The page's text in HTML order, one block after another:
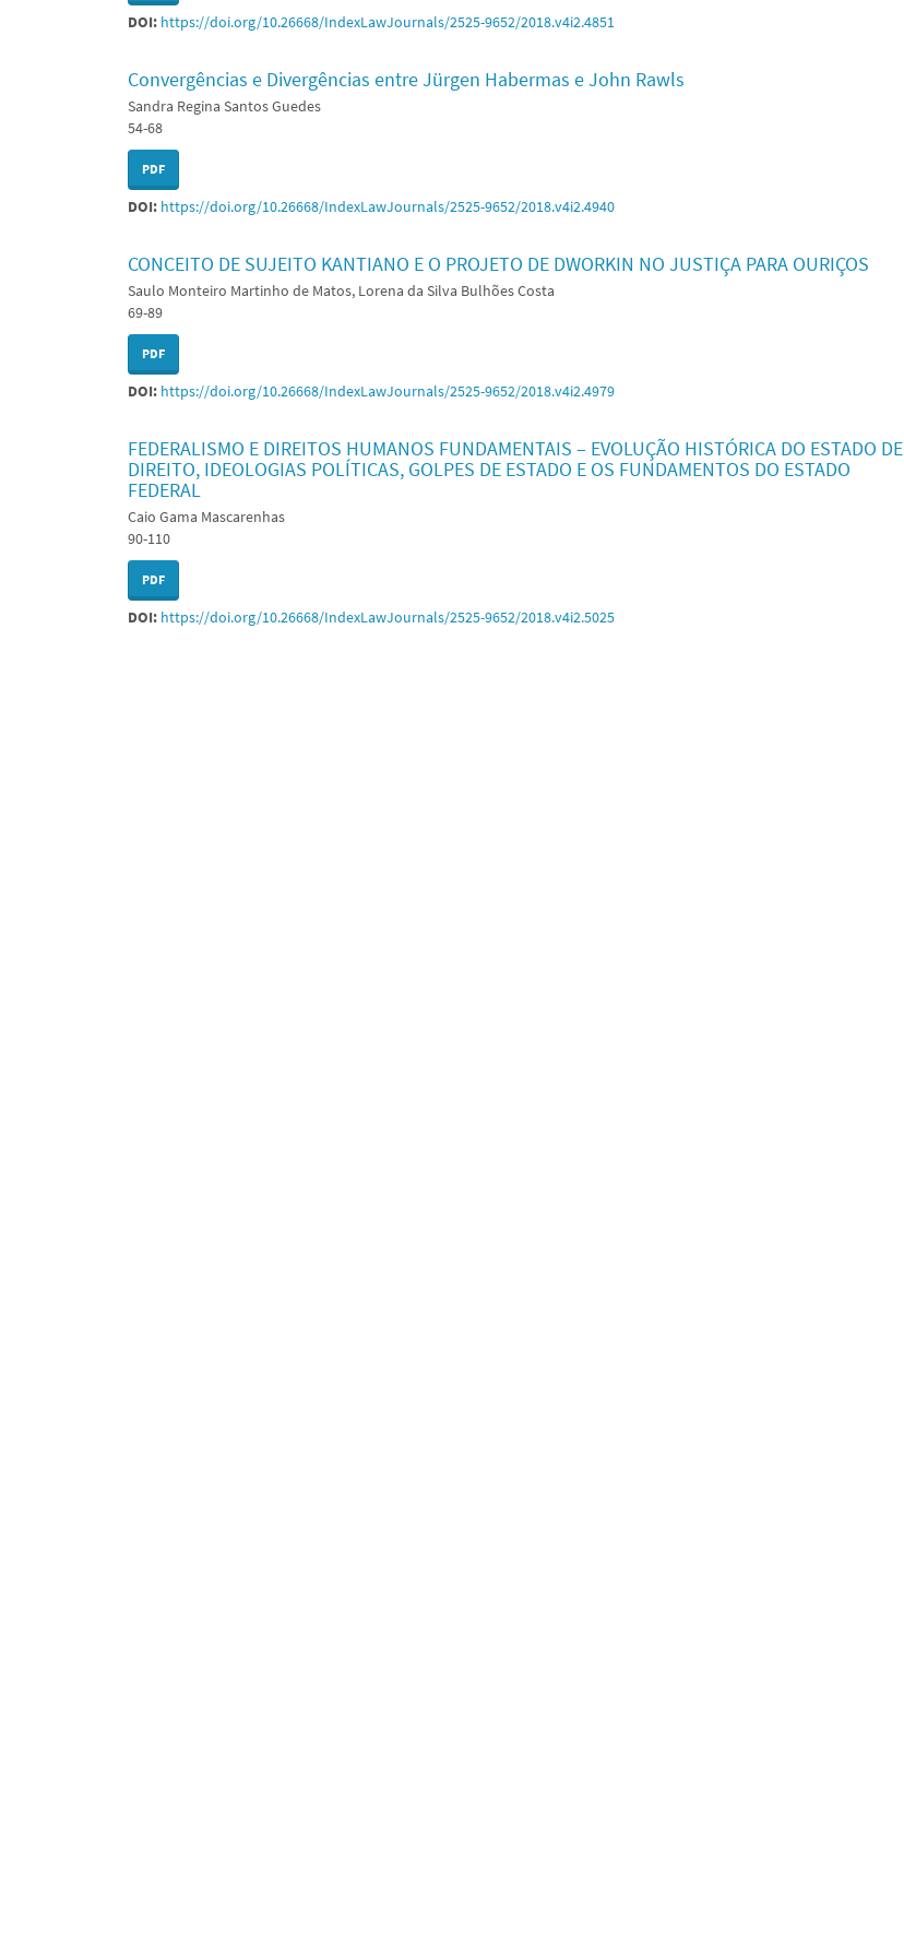
DOI: https://doi.org/10.26668/IndexLawJournals/2525-9652/2018.v4i2.4851
Convergências e Divergências entre Jürgen Habermas e John Rawls
Sandra Regina Santos Guedes
54-68
PDF
DOI: https://doi.org/10.26668/IndexLawJournals/2525-9652/2018.v4i2.4940
CONCEITO DE SUJEITO KANTIANO E O PROJETO DE DWORKIN NO JUSTIÇA PARA OURIÇOS
Saulo Monteiro Martinho de Matos, Lorena da Silva Bulhões Costa
69-89
PDF
DOI: https://doi.org/10.26668/IndexLawJournals/2525-9652/2018.v4i2.4979
FEDERALISMO E DIREITOS HUMANOS FUNDAMENTAIS – EVOLUÇÃO HISTÓRICA DO ESTADO DE
DIREITO, IDEOLOGIAS POLÍTICAS, GOLPES DE ESTADO E OS FUNDAMENTOS DO ESTADO
FEDERAL
Caio Gama Mascarenhas
90-110
PDF
DOI: https://doi.org/10.26668/IndexLawJournals/2525-9652/2018.v4i2.5025